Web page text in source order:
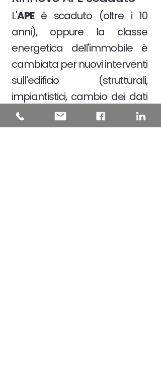
L'APEè scaduto (oltre i 10
anni), oppure la classe
energetica dell'immobile è
cambiata per nuovi interventi
sull'edificio (strutturali,
impiantistici, cambio dei dati
catastali)